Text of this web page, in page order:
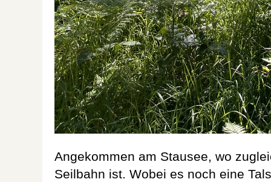
Angekommen am Stausee, wo
Seilbahn ist. Wobei es noch eine